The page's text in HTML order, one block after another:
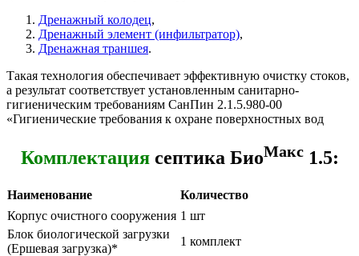
Дренажный колодец,
Дренажный элемент (инфильтратор),
Дренажная траншея.
Такая технология обеспечивает эффективную очистку стоков,
а результат соответствует установленным санитарно-
гигиеническим требованиям СанПин 2.1.5.980-00
«Гигиенические требования к охране поверхностных вод
Комплектациясептика БиоМакс1.5:
Наименование
Количество
Корпус очистного сооружения 1 шт
Блок биологической загрузки
(Ершевая загрузка)*
1 комплект